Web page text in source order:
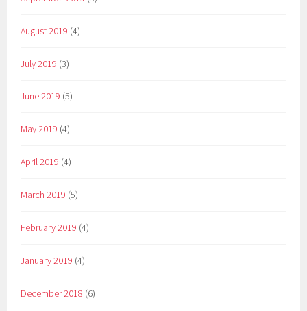
August 2019 (4)
July 2019 (3)
June 2019 (5)
May 2019 (4)
April 2019 (4)
March 2019 (5)
February 2019 (4)
January 2019 (4)
December 2018 (6)